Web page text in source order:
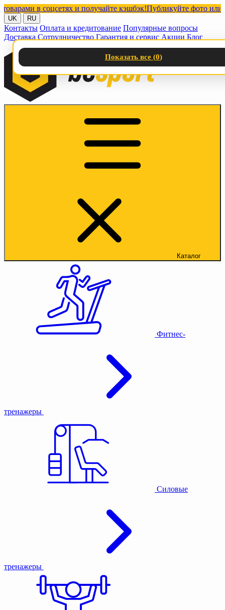
в соцсетях и получайте кэшбэк!Публикуйте фото или
UK RU
Контакты Оплата и кредитование Популярные вопросы
Доставка Сотрудничество Гарантия и сервис Акции Блог
Каталог
Фитнес-
тренажеры
Силовые
тренажеры
Показать все (0)